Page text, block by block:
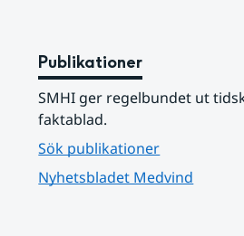
Publikationer
SMHI ger regelbundet ut
faktablad.
Sök publikationer
Nyhetsbladet Medvind